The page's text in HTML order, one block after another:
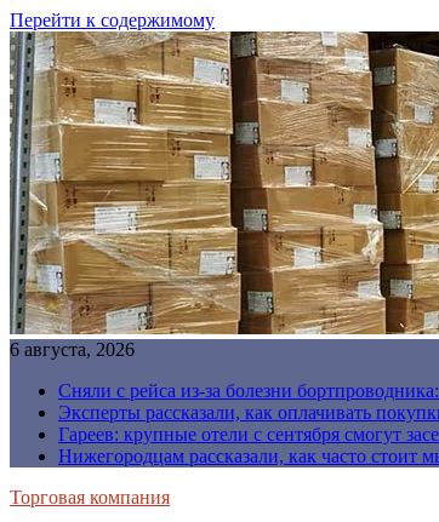
Перейти к содержимому
6 августа, 2026
Сняли с рейса из-за болезни
Эксперты рассказали, как оплачивать
Гареев: крупные отели с сентября смогут
Нижегородцам рассказали, как часто стоит
Торговая компания